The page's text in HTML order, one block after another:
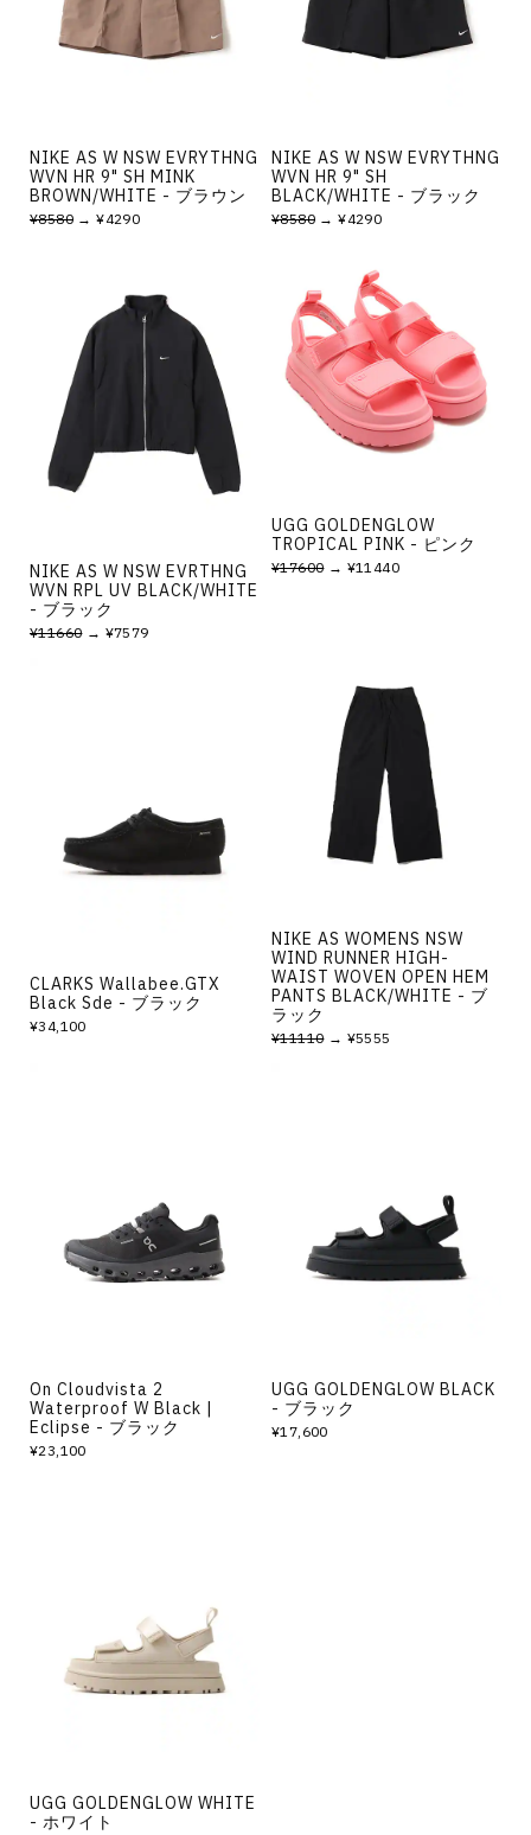
NIKE AS W NSW EVRYTHNG
WVN HR 9" SH MINK
BROWN/WHITE - ブラウン
¥8580 → ¥4290
NIKE AS W NSW EVRYTHNG
WVN HR 9" SH
BLACK/WHITE - ブラック
¥8580 → ¥4290
NIKE AS W NSW EVRTHNG
WVN RPL UV BLACK/WHITE
- ブラック
¥11660→ ¥7579
UGG GOLDENGLOW
TROPICAL PINK - ピンク
¥17600→ ¥11440
CLARKS Wallabee.GTX
Black Sde - ブラック
¥34,100
NIKE AS WOMENS NSW
WIND RUNNER HIGH-
WAIST WOVEN OPEN HEM
PANTS BLACK/WHITE - ブ
ラック
¥11110→ ¥5555
On Cloudvista 2
Waterproof W Black |
Eclipse - ブラック
¥23,100
UGG GOLDENGLOW BLACK
- ブラック
¥17,600
UGG GOLDENGLOW WHITE
- ホワイト